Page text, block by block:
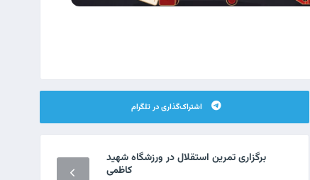
اشتراک‌گذاری در تلگرام
برگزاری تمرین استقلال در ورزشگاه شهید
کاظمی